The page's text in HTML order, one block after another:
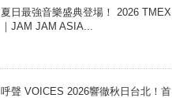
夏日最強音樂盛典登場！ 2026 TMEX
｜JAM JAM ASIA...
呼聲 VOICES 2026響徹秋日台北！首